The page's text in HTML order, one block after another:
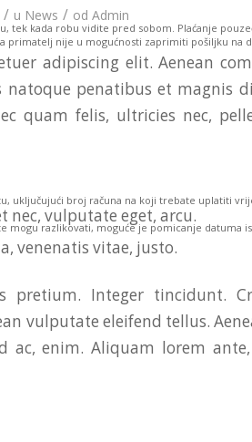
kada robu vidite pred sobom. Plaćanje
nije u mogućnosti zaprimiti pošiljku
uključujući broj računa na koji trebate uplatiti
mogu razlikovati, moguće je pomicanje datuma
/ u News / od Admin
adipiscing elit. Aenean
natoque penatibus et magnis
quam felis, ultricies nec,
nec, vulputate eget, arcu.
venenatis vitae, justo.
Integer tincidunt.
vulputate eleifend tellus.
ac, enim. Aliquam lorem